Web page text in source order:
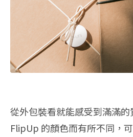
從外包裝看就能感受到滿滿
FlipUp 的顏色而有所不同，